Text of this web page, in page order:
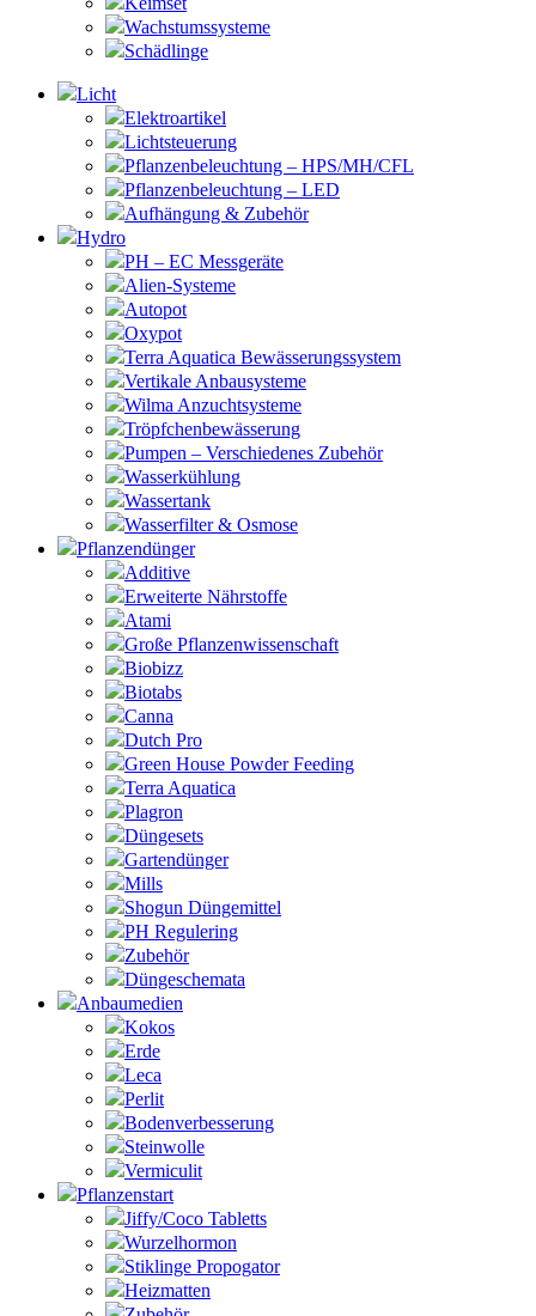
Wachstumssysteme
Schädlinge
Licht
Elektroartikel
Lichtsteuerung
Pflanzenbeleuchtung – HPS/MH/CFL
Pflanzenbeleuchtung – LED
Aufhängung & Zubehör
Hydro
PH – EC Messgeräte
Alien-Systeme
Autopot
Oxypot
Terra Aquatica Bewässerungssystem
Vertikale Anbausysteme
Wilma Anzuchtsysteme
Tröpfchenbewässerung
Pumpen – Verschiedenes Zubehör
Wasserkühlung
Wassertank
Wasserfilter & Osmose
Pflanzendünger
Additive
Erweiterte Nährstoffe
Atami
Große Pflanzenwissenschaft
Biobizz
Biotabs
Canna
Dutch Pro
Green House Powder Feeding
Terra Aquatica
Plagron
Düngesets
Gartendünger
Mills
Shogun Düngemittel
PH Regulering
Zubehör
Düngeschemata
Anbaumedien
Kokos
Erde
Leca
Perlit
Bodenverbesserung
Steinwolle
Vermiculit
Pflanzenstart
Jiffy/Coco Tabletts
Wurzelhormon
Stiklinge Propogator
Heizmatten